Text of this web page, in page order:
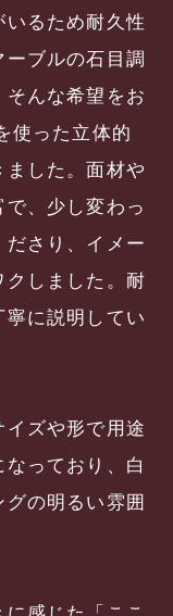
るため耐久性
ブルの石目調
んな希望をお
使った立体的
した。面材や
、少し変わっ
さり、イメー
クしました。耐
に説明してい
ズや形で用途
っており、白
の明るい雰囲